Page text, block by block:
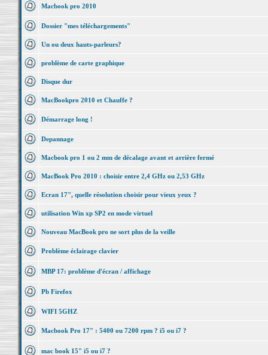
Macbook pro 2010
Dossier "mes téléchargements"
Un ou deux hauts-parleurs?
problème de carte graphique
Disque dur
MacBookpro 2010 et Chauffe ?
Démarrage long !
Depannage
Macbook pro 1 ou 2 mm de décalage avant et arrière fermé
MacBook Pro 2010 : choisir entre 2,4 GHz ou 2,53 GHz
Ecran 17", quelle résolution choisir pour vieux yeux ?
utilisation Win xp SP2 en mode virtuel
Nouveau MacBook pro ne sort plus de la veille
Problème éclairage clavier
MBP 17: problème d'écran / affichage
Pb Firefox
WIFI 5GHZ
Macbook Pro 17" : 5400 ou 7200 rpm ? i5 ou i7 ?
mac book 15" i5 ou i7 ?